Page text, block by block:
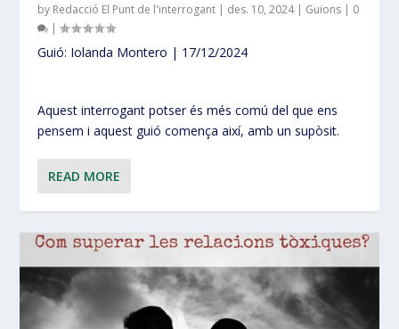
by Redacció El Punt de l'interrogant | des. 10, 2024| Guions | 0
|
Guió: Iolanda Montero | 17/12/2024
Aquest interrogant potser és més comú del que ens
pensem i aquest guió comença així, amb un supòsit.
READ MORE